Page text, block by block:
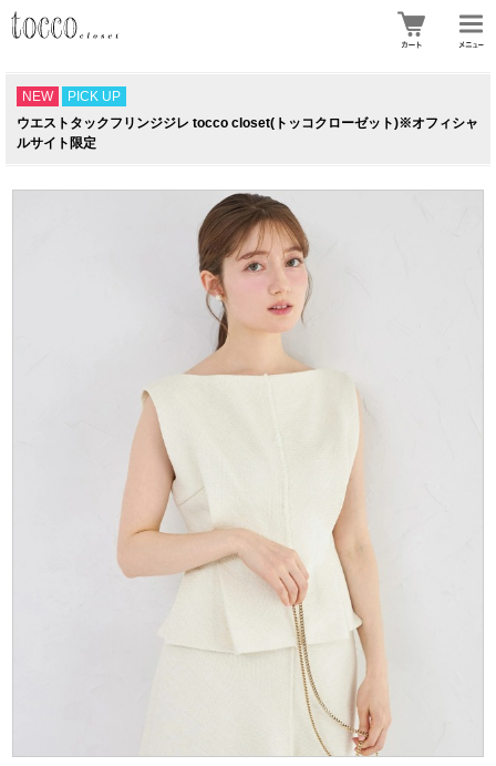
NEW
PICK UP
ウエストタックフリンジジレ tocco closet(トッコクローゼット)※オフィシャ
ルサイト限定